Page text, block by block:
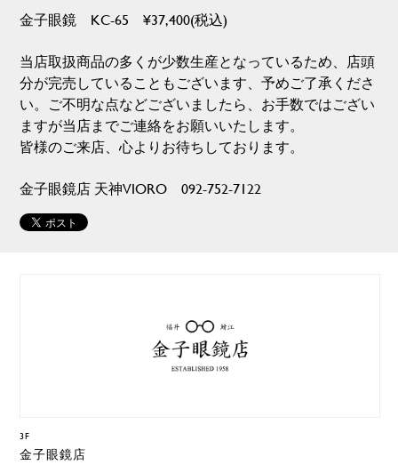
金子眼鏡 KC-65 ¥37,400(税込)
当店取扱商品の多くが少数生産となっているため、店頭
分が完売していることもございます、予めご了承くださ
い。ご不明な点などございましたら、お手数ではござい
ますが当店までご連絡をお願いいたします。
皆様のご来店、心よりお待ちしております。
金子眼鏡店 天神VIORO 092-752-7122
3F
金子眼鏡店